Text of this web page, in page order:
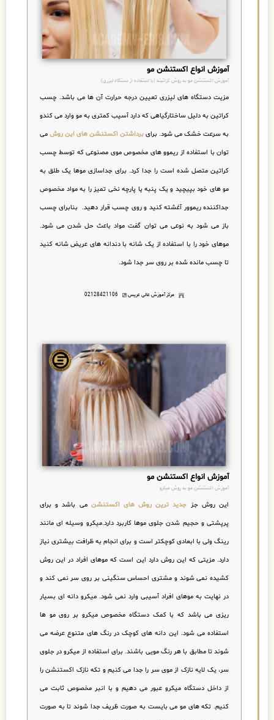
آموزش انواع اکستنشن مو
آموزش اکستنشن مو به روش کراتینه (با استفاده از دستگاه لیزری):
مزیت دستگاه های لیزری تعیین درجه حرارت آن ها می باشد. چسب
کراتین به دلیل ساختارگیاهی که دارد آسیب کمتری به مو وارد می کندو
به سرعت خشک می شود. برای برداشتن اکستنشن های این روش می
توان با استفاده از ریموو های مخصوص موی مصنوعی که توسط چسب
کراتین متصل شده است را جدا کرد. برای جداسازی موها یک طلق به
مو های خود بپیچید و یک پنبه یا پارچه نخی تمیز را به مواد مخصوص
جداکننده ریموور آغشته کنید و روی چسب قرار دهید. بنابرای چسب
باز می شود به نوعی می توان گفت مواد باعث حل شدن می شود.
موهای خود را با استفاده از یک شانه با دندانه های عریض شانه کنید
تا چسب مانده شده بر روی سر جدا شود.
مرکز آموزش عالی عریس 02128421106
آموزش انواع اکستنشن مو
آموزش اکستنشن مو به روش میکرو
این روش جز جدید ترین روش های اکستنشن می باشد و برای
پرپشتی و حجیم شدن جلوی موها کاربرد دارد.میکرو وسیله ای مانند
رینگ ولی با ابعادی کوچکتر است و برای انجام به ظرافت بیشتری نیاز
دارد. مزیتی که این روش دارد این است که موهای افراد در این روش
کشیده نمی شوند و مشتری احساس سنگینی بر روی سر نمی کند و
در نهایت به موهای افراد آسیبی وارد نمی شود. میکرو دانه ای بسیار
ریزی می باشد که با کمک دستگاه مخصوص میکرو بر روی مو ها
استفاده می شود. این دانه های کوچک در رنگ های متنوع عرضه می
شوند تا مطابق با هر رنگ مویی باشند. برای استفاده از میکرو در جلوی
سر، یک لایه نازک از موی سر را جدا می کنیم و تکه نازک اکستنشن را
از داخل دستگاه میکرو عبور می دهیم و با انبر مخصوص ثابت می
کنیم. تکه های مو می بایست به صورت ظریف جدا شوند تا به صورت